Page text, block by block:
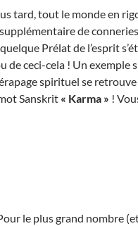
tard, tout le monde en
de
Prélat de l’esprit
de ceci-cela ! Un exemple
spirituel se
Sanskrit « Karma » !
le plus grand nombre